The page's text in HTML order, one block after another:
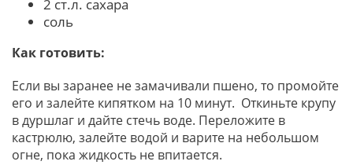
2 ст.л. сахара
соль
Как готовить:
Если вы заранее не замачивали пшено, то промойте
его и залейте кипятком на 10 минут. Откиньте крупу
в дуршлаг и дайте стечь воде. Переложите в
кастрюлю, залейте водой и варите на небольшом
огне, пока жидкость не впитается.